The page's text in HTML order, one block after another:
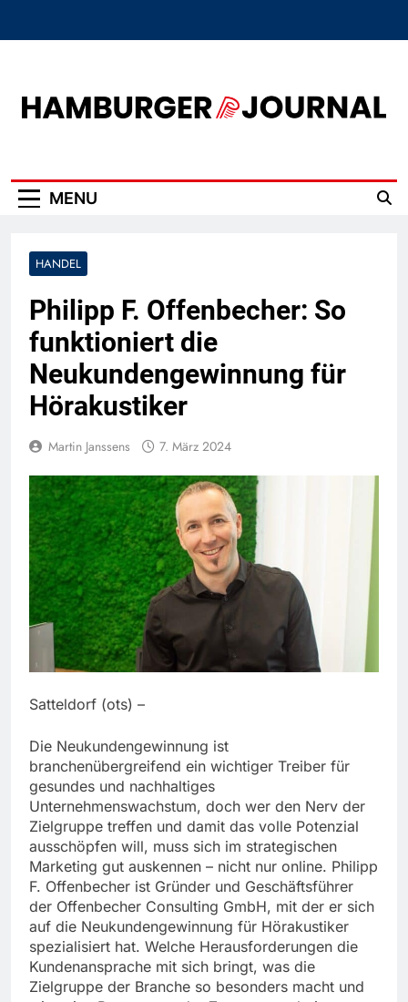
MENU
HANDEL
Philipp F. Offenbecher: So
funktioniert die
Neukundengewinnung für
Hörakustiker
Martin Janssens 7. März 2024
Satteldorf (ots) –
Die Neukundengewinnung ist
branchenübergreifend ein wichtiger Treiber für
gesundes und nachhaltiges
Unternehmenswachstum, doch wer den Nerv der
Zielgruppe treffen und damit das volle Potenzial
ausschöpfen will, muss sich im strategischen
Marketing gut auskennen – nicht nur online. Philipp
F. Offenbecher ist Gründer und Geschäftsführer
der Offenbecher Consulting GmbH, mit der er sich
auf die Neukundengewinnung für Hörakustiker
spezialisiert hat. Welche Herausforderungen die
Kundenansprache mit sich bringt, was die
Zielgruppe der Branche so besonders macht und